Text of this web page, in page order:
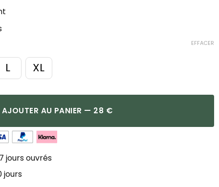
L XL
EFFACER
AJOUTER AU PANIER — 28 €
jours ouvrés
jours